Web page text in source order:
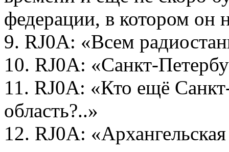
федерации, в котором он
9. RJ0A: «Всем
10. RJ0A: «Санкт-
11. RJ0A: «Кто ещё
область?..»
12. RJ0A: